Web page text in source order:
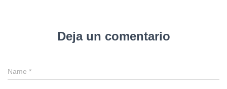
Deja un comentario
Name *